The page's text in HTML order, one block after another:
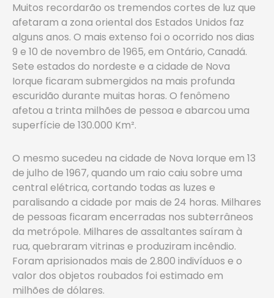
Muitos recordarão os tremendos cortes de luz que
afetaram a zona oriental dos Estados Unidos faz
alguns anos. O mais extenso foi o ocorrido nos dias
9 e 10 de novembro de 1965, em Ontário, Canadá.
Sete estados do nordeste e a cidade de Nova
Iorque ficaram submergidos na mais profunda
escuridão durante muitas horas. O fenômeno
afetou a trinta milhões de pessoa e abarcou uma
superfície de 130.000 Km².
O mesmo sucedeu na cidade de Nova Iorque em 13
de julho de 1967, quando um raio caiu sobre uma
central elétrica, cortando todas as luzes e
paralisando a cidade por mais de 24 horas. Milhares
de pessoas ficaram encerradas nos subterrâneos
da metrópole. Milhares de assaltantes saíram à
rua, quebraram vitrinas e produziram incêndio.
Foram aprisionados mais de 2.800 indivíduos e o
valor dos objetos roubados foi estimado em
milhões de dólares.